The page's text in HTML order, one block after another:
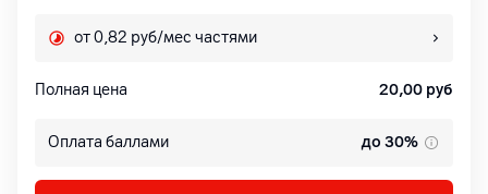
от 0,82 руб/мес частями
Полная цена 20,00 руб
Оплата баллами до 30%